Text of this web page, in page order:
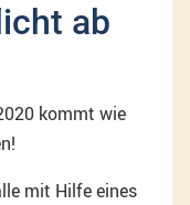
ab
kommt wie
mit Hilfe eines